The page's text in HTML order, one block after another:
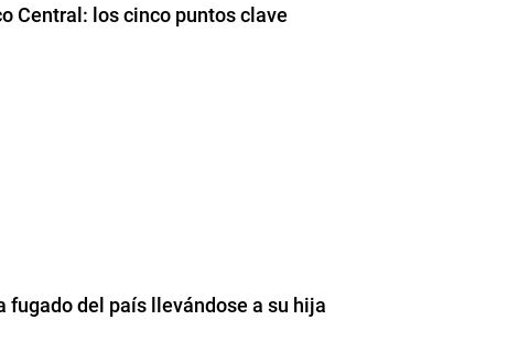
Central: los cinco puntos clave
fugado del país llevándose a su hija